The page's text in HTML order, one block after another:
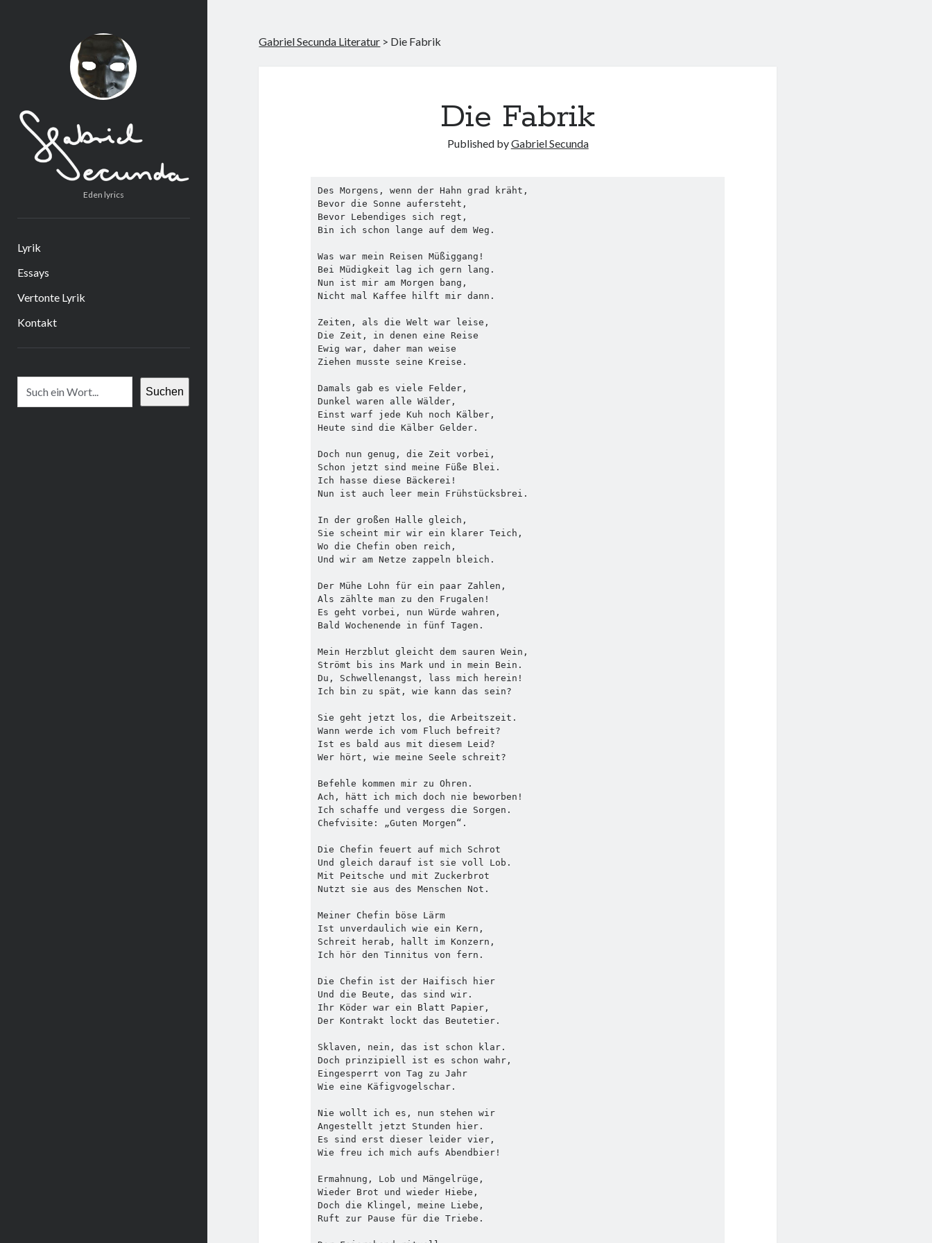
Eden lyrics
Lyrik
Essays
Vertonte Lyrik
Kontakt
Suchen
Gabriel Secunda Literatur > Die Fabrik
Die Fabrik
Published byGabriel Secunda
Des Morgens, wenn der Hahn grad kräht,
Bevor die Sonne aufersteht,
Bevor Lebendiges sich regt,
Bin ich schon lange auf dem Weg.
Was war mein Reisen Müßiggang!
Bei Müdigkeit lag ich gern lang.
Nun ist mir am Morgen bang,
Nicht mal Kaffee hilft mir dann.
Zeiten, als die Welt war leise,
Die Zeit, in denen eine Reise
Ewig war, daher man weise
Ziehen musste seine Kreise.
Damals gab es viele Felder,
Dunkel waren alle Wälder,
Einst warf jede Kuh noch Kälber,
Heute sind die Kälber Gelder.
Doch nun genug, die Zeit vorbei,
Schon jetzt sind meine Füße Blei.
Ich hasse diese Bäckerei!
Nun ist auch leer mein Frühstücksbrei.
In der großen Halle gleich,
Sie scheint mir wir ein klarer Teich,
Wo die Chefin oben reich,
Und wir am Netze zappeln bleich.
Der Mühe Lohn für ein paar Zahlen,
Als zählte man zu den Frugalen!
Es geht vorbei, nun Würde wahren,
Bald Wochenende in fünf Tagen.
Mein Herzblut gleicht dem sauren Wein,
Strömt bis ins Mark und in mein Bein.
Du, Schwellenangst, lass mich herein!
Ich bin zu spät, wie kann das sein?
Sie geht jetzt los, die Arbeitszeit.
Wann werde ich vom Fluch befreit?
Ist es bald aus mit diesem Leid?
Wer hört, wie meine Seele schreit?
Befehle kommen mir zu Ohren.
Ach, hätt ich mich doch nie beworben!
Ich schaffe und vergess die Sorgen.
Chefvisite: „Guten Morgen“.
Die Chefin feuert auf mich Schrot
Und gleich darauf ist sie voll Lob.
Mit Peitsche und mit Zuckerbrot
Nutzt sie aus des Menschen Not.
Meiner Chefin böse Lärm
Ist unverdaulich wie ein Kern,
Schreit herab, hallt im Konzern,
Ich hör den Tinnitus von fern.
Die Chefin ist der Haifisch hier
Und die Beute, das sind wir.
Ihr Köder war ein Blatt Papier,
Der Kontrakt lockt das Beutetier.
Sklaven, nein, das ist schon klar.
Doch prinzipiell ist es schon wahr,
Eingesperrt von Tag zu Jahr
Wie eine Käfigvogelschar.
Nie wollt ich es, nun stehen wir
Angestellt jetzt Stunden hier.
Es sind erst dieser leider vier,
Wie freu ich mich aufs Abendbier!
Ermahnung, Lob und Mängelrüge,
Wieder Brot und wieder Hiebe,
Doch die Klingel, meine Liebe,
Ruft zur Pause für die Triebe.